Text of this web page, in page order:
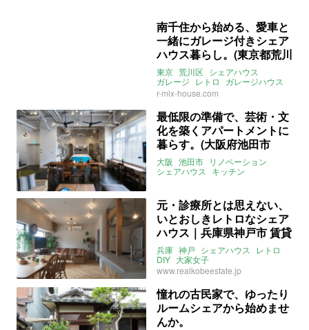
南千住から始める、愛車と
一緒にガレージ付きシェア
ハウス暮らし。(東京都荒川
区9㎡の賃貸物件)
東京 荒川区 シェアハウス
ガレージ レトロ
ガレージハウス
賃貸
r-mix-house.com
最低限の準備で、芸術・文
化を築くアパートメントに
暮らす。(大阪府池田市
8.66㎡～の賃貸物件)
大阪 池田市 リノベーション
シェアハウス キッチン
元・診療所とは思えない、
いとおしきレトロなシェア
ハウス｜兵庫県神戸市 賃貸
11㎡
兵庫 神戸 シェアハウス
レトロ
DIY 大家女子
www.realkobeestate.jp
憧れの古民家で、ゆったり
ルームシェアから始めませ
んか。